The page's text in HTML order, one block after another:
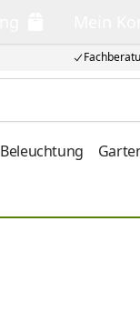
Beleuchtung